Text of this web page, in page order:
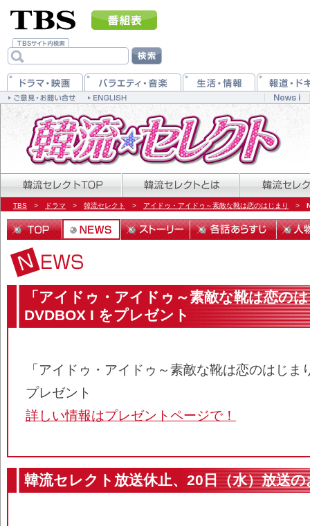
TBS > ドラマ > 韓流セレクト > アイドゥ・アイドゥ～素敵な靴は恋のはじまり >
「アイドゥ・アイドゥ～素敵な靴は恋の
DVDBOX I をプレゼント
「アイドゥ・アイドゥ～素敵な靴は恋のはじ
プレゼント
詳しい情報はプレゼントページで！
韓流セレクト放送休止、20日（水）放送